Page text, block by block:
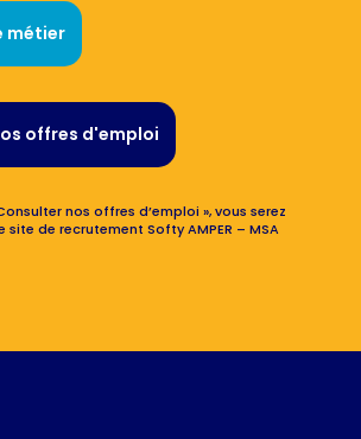
métier
offres d'emploi
nos offres d’emploi », vous serez
site de recrutement Softy AMPER – MSA